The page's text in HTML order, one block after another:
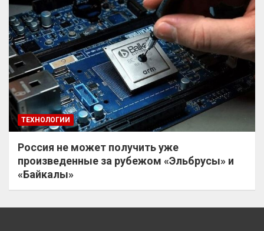
ТЕХНОЛОГИИ
Россия не может получить уже
произведенные за рубежом «Эльбрусы» и
«Байкалы»